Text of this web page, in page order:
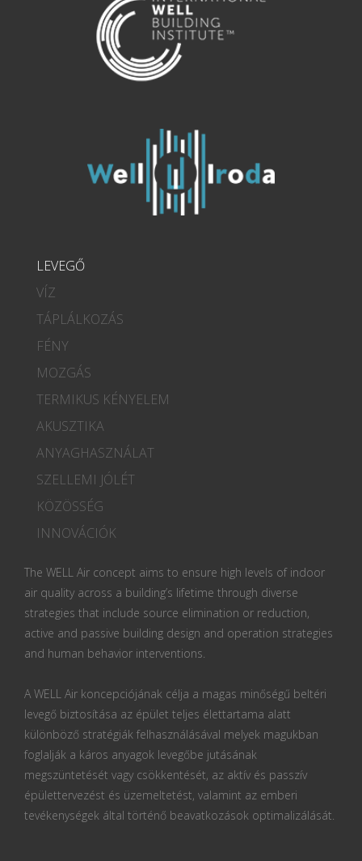
LEVEGŐ
VÍZ
TÁPLÁLKOZÁS
FÉNY
MOZGÁS
TERMIKUS KÉNYELEM
AKUSZTIKA
ANYAGHASZNÁLAT
SZELLEMI JÓLÉT
KÖZÖSSÉG
INNOVÁCIÓK
The WELL Air concept aims to ensure high levels of indoor
air quality across a building’s lifetime through diverse
strategies that include source elimination or reduction,
active and passive building design and operation strategies
and human behavior interventions.
A WELL Air koncepciójának célja a magas minőségű beltéri
levegő biztosítása az épület teljes élettartama alatt
különböző stratégiák felhasználásával melyek magukban
foglalják a káros anyagok levegőbe jutásának
megszüntetését vagy csökkentését, az aktív és passzív
épülettervezést és üzemeltetést, valamint az emberi
tevékenységek által történő beavatkozások optimalizálását.